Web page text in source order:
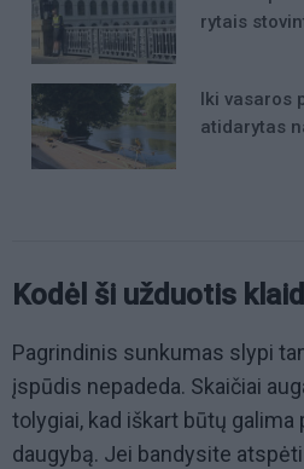
rytais
Iki vasaros
atidarytas
Kodėl ši užduotis
Pagrindinis sunkumas slypi
įspūdis nepadeda. Skaičiai
tolygiai, kad iškart būtų
daugybą. Jei bandysite